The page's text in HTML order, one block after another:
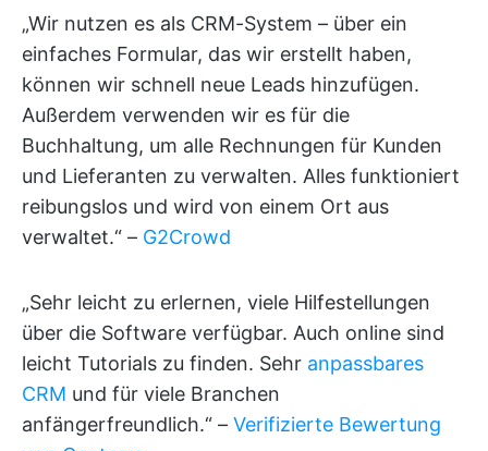
„Wir nutzen es als CRM-System – über ein
einfaches Formular, das wir erstellt haben,
können wir schnell neue Leads hinzufügen.
Außerdem verwenden wir es für die
Buchhaltung, um alle Rechnungen für Kunden
und Lieferanten zu verwalten. Alles funktioniert
reibungslos und wird von einem Ort aus
verwaltet.“ – G2Crowd
„Sehr leicht zu erlernen, viele Hilfestellungen
über die Software verfügbar. Auch online sind
leicht Tutorials zu finden. Sehr anpassbares
CRM und für viele Branchen
anfängerfreundlich.“ – Verifizierte Bewertung